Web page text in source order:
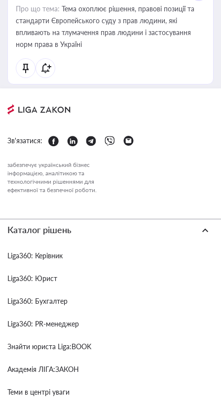
Про що тема: Тема охоплює рішення, правові позиції та
стандарти Європейського суду з прав людини, які
впливають на тлумачення прав людини і застосування
норм права в Україні
Зв'язатися:
забезпечує український бізнес
інформацією, аналітикою та
технологічними рішеннями для
ефективної та безпечної роботи.
Каталог рішень
Liga360: Керівник
Liga360: Юрист
Liga360: Бухгалтер
Liga360: PR-менеджер
Знайти юриста Liga:BOOK
Академія ЛІГА:ЗАКОН
Теми в центрі уваги